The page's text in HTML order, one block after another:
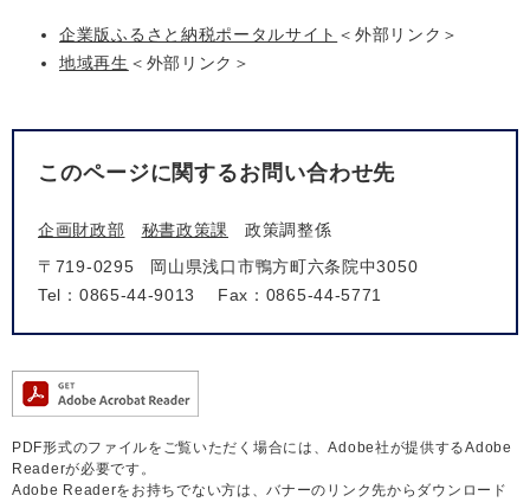
企業版ふるさと納税ポータルサイト ＜外部リンク＞
地域再生 ＜外部リンク＞
このページに関するお問い合わせ先
企画財政部 秘書政策課
政策調整係
〒719-0295
岡山県浅口市鴨方町六条院中3050
Tel：0865-44-9013
Fax：0865-44-5771
PDF形式のファイルをご覧いただく場合には、Adobe社が提供するAdobe
Readerが必要です。
Adobe Readerをお持ちでない方は、バナーのリンク先からダウンロード